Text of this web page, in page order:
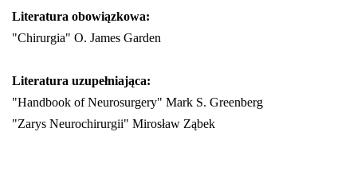
Literatura obowiązkowa:
"Chirurgia" O. James Garden
Literatura uzupełniająca:
"Handbook of Neurosurgery" Mark S. Greenberg
"Zarys Neurochirurgii" Mirosław Ząbek